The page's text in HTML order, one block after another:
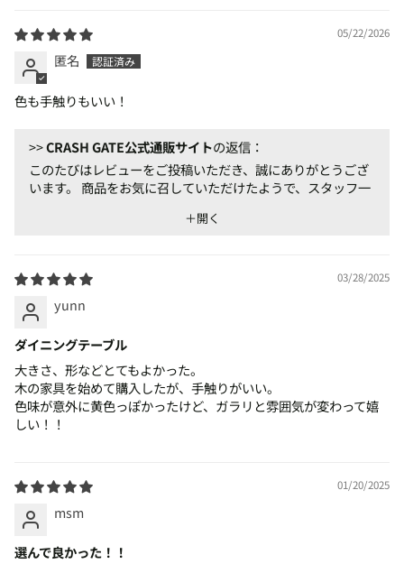
05/22/2026
匿名
色も手触りもいい！
>>CRASH GATE公式通販サイトの返信：
このたびはレビューをご投稿いただき、誠にありがとうござ
います。 商品をお気に召していただけたようで、スタッフ一
品・サービスの提供に努めてまいりますので、またのご利用
＋開く
03/28/2025
yunn
ダイニングテーブル
大きさ、形などとてもよかった。
木の家具を始めて購入したが、手触りがいい。
色味が意外に黄色っぽかったけど、ガラリと雰囲気が変わって嬉
しい！！
01/20/2025
msm
選んで良かった！！